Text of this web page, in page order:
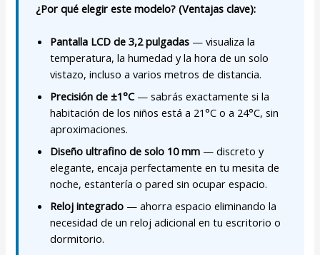
¿Por qué elegir este modelo? (Ventajas clave):
Pantalla LCD de 3,2 pulgadas — visualiza la
temperatura, la humedad y la hora de un solo
vistazo, incluso a varios metros de distancia.
Precisión de ±1°C— sabrás exactamente si la
habitación de los niños está a 21°C o a 24°C, sin
aproximaciones.
Diseño ultrafino de solo 10 mm — discreto y
elegante, encaja perfectamente en tu mesita de
noche, estantería o pared sin ocupar espacio.
Reloj integrado — ahorra espacio eliminando la
necesidad de un reloj adicional en tu escritorio o
dormitorio.